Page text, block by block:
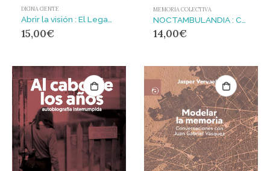
DIGNA GENTE
Abrir la visión : El Legado de Toni Serra *) Abu Ali
15,00€
MEMORIA COLECTIVA
14,00€